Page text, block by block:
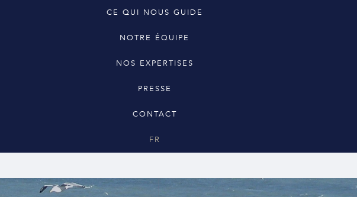
CE QUI NOUS GUIDE
NOTRE ÉQUIPE
NOS EXPERTISES
PRESSE
CONTACT
FR